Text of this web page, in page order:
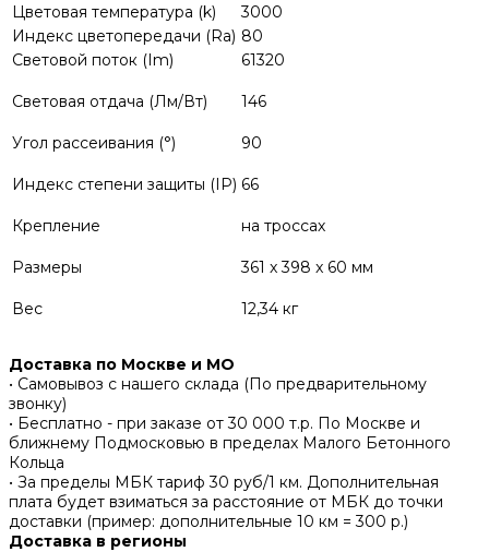
Цветовая температура (k)
3000
Индекс цветопередачи (Ra) 80
Световой поток (Im)
61320
Световая отдача (Лм/Вт) 146
Угол рассеивания (°) 90
Индекс степени защиты (IP) 66
Крепление на троссах
Размеры 361 x 398 x 60 мм
Вес 12,34 кг
Доставка по Москве и МО
• Самовывоз с нашего склада (По предварительному
звонку)
• Бесплатно - при заказе от 30 000 т.р. По Москве и
ближнему Подмосковью в пределах Малого Бетонного
Кольца
• За пределы МБК тариф 30 руб/1 км. Дополнительная
плата будет взиматься за расстояние от МБК до точки
доставки (пример: дополнительные 10 км = 300 р.)
Доставка в регионы